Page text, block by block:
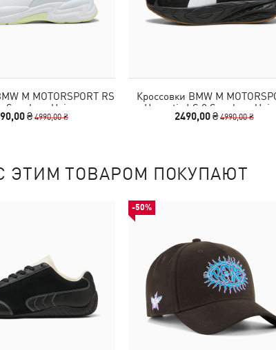
M MOTORSPORT RS
Sneakers Unisex
₴4990,00 ₴
Кроссовки BMW M
Hypnotic LS 2 Sneakers
2490,00 ₴4990,00 ₴
ЭТИМ ТОВАРОМ ПОКУПАЮТ
-50%